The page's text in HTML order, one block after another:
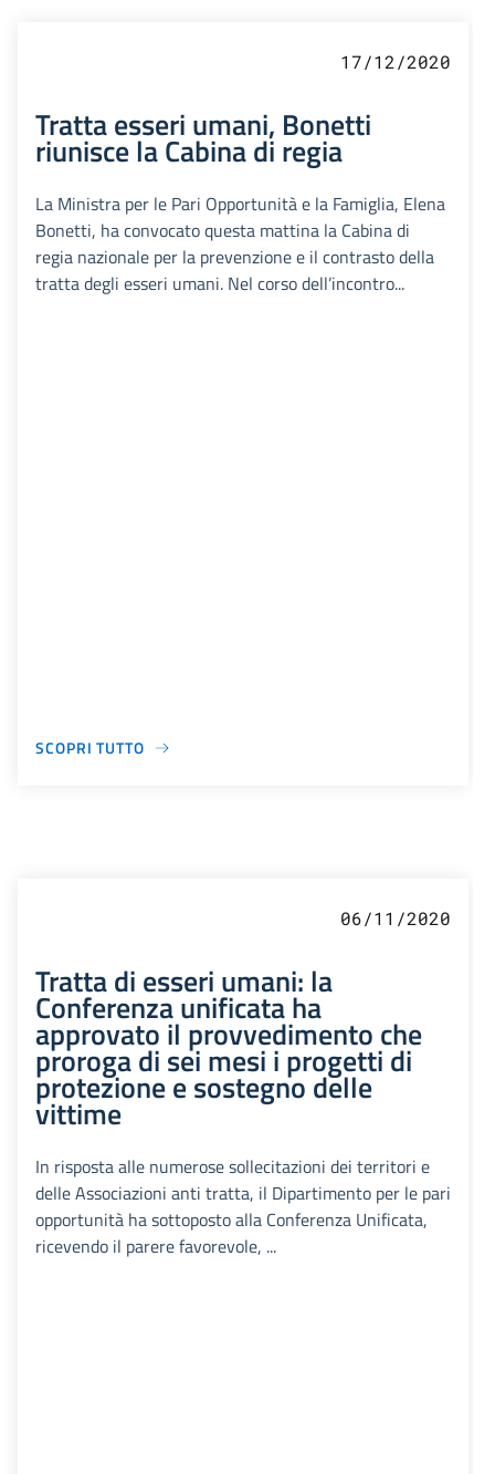
17/12/2020
Tratta esseri umani, Bonetti
riunisce la Cabina di regia
La Ministra per le Pari Opportunità e la Famiglia, Elena
Bonetti, ha convocato questa mattina la Cabina di
regia nazionale per la prevenzione e il contrasto della
tratta degli esseri umani. Nel corso dell’incontro...
SCOPRI TUTTO
06/11/2020
Tratta di esseri umani: la
Conferenza unificata ha
approvato il provvedimento che
proroga di sei mesi i progetti di
protezione e sostegno delle
vittime
In risposta alle numerose sollecitazioni dei territori e
delle Associazioni anti tratta, il Dipartimento per le pari
opportunità ha sottoposto alla Conferenza Unificata,
ricevendo il parere favorevole, ...